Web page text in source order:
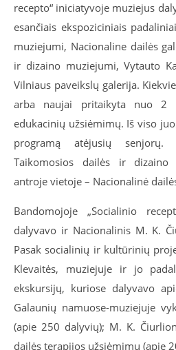
recepto“ iniciatyvoje muziejus
esančiais ekspoziciniais
muziejumi, Nacionaline dailės
ir dizaino muziejumi, Vytauto
Vilniaus paveikslų galerija.
arba naujai pritaikyta nuo 2
edukacinių užsiėmimų. Iš viso
programą atėjusių senjorų.
Taikomosios dailės ir dizaino
antroje vietoje – Nacionalinė
Bandomojoje „Socialinio
dalyvavo ir Nacionalinis M. K.
Pasak socialinių ir kultūrinių
Klevaitės, muziejuje ir jo
ekskursijų, kuriose dalyvavo
Galaunių namuose-muziejuje
(apie 250 dalyvių); M. K.
dailės terapijos užsiėmimų (apie